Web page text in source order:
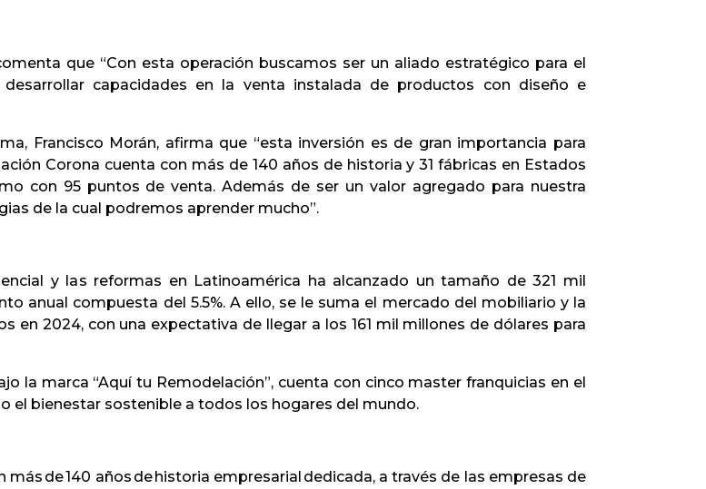
que “Con esta operación buscamos ser un aliado estratégico para el
capacidades en la venta instalada de productos con diseño e
Francisco Morán, afirma que “esta inversión es de gran importancia para
Corona cuenta con más de 140 años de historia y 31 fábricas en Estados
con 95 puntos de venta. Además de ser un valor agregado para nuestra
de la cual podremos aprender mucho”.
y las reformas en Latinoamérica ha alcanzado un tamaño de 321 mil
anual compuesta del 5.5%. A ello, se le suma el mercado del mobiliario y la
en 2024, con una expectativa de llegar a los 161 mil millones de dólares para
la marca “Aquí tu Remodelación”, cuenta con cinco master franquicias en el
el bienestar sostenible a todos los hogares del mundo.
de 140 años de historia empresarial dedicada, a través de las empresas de